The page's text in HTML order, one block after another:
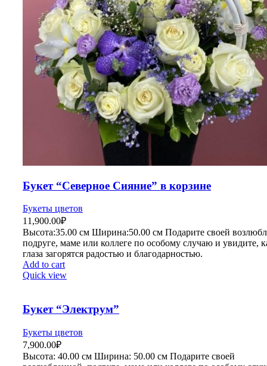
Букет “Северное Сияние” в корзине
Букеты цветов
11,900.00₽
Высота:35.00 см Ширина:50.00 см Подарите своей
подруге, маме или коллеге по особому случаю и увидите,
глаза загорятся радостью и благодарностью.
Add to cart
Quick view
Букет “Электрум”
Букеты цветов
7,900.00₽
Высота: 40.00 см Ширина: 50.00 см Подарите своей